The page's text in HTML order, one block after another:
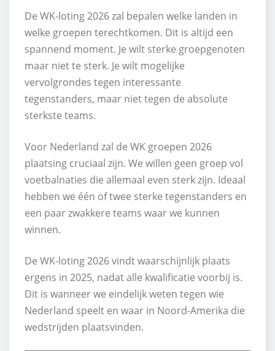
De WK-loting 2026 zal bepalen welke landen in
welke groepen terechtkomen. Dit is altijd een
spannend moment. Je wilt sterke groepgenoten
maar niet te sterk. Je wilt mogelijke
vervolgrondes tegen interessante
tegenstanders, maar niet tegen de absolute
sterkste teams.
Voor Nederland zal de WK groepen 2026
plaatsing cruciaal zijn. We willen geen groep vol
voetbalnaties die allemaal even sterk zijn. Ideaal
hebben we één of twee sterke tegenstanders en
een paar zwakkere teams waar we kunnen
winnen.
De WK-loting 2026 vindt waarschijnlijk plaats
ergens in 2025, nadat alle kwalificatie voorbij is.
Dit is wanneer we eindelijk weten tegen wie
Nederland speelt en waar in Noord-Amerika die
wedstrijden plaatsvinden.